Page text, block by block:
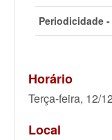
Periodicidade -
Horário
Terça-feira, 12/
Local